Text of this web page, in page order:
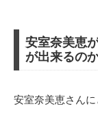
安室奈美恵
が出来るの
安室奈美恵さん